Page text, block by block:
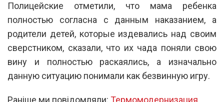
Полицейские отметили, что мама ребенка
полностью согласна с данным наказанием, а
родители детей, которые издевались над своим
сверстником, сказали, что их чада поняли свою
вину и полностью раскаялись, а изначально
данную ситуацию понимали как безвинную игру.
Раніше ми повідомляли: Термомодернизация